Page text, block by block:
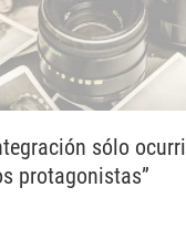
sólo
protagonistas”